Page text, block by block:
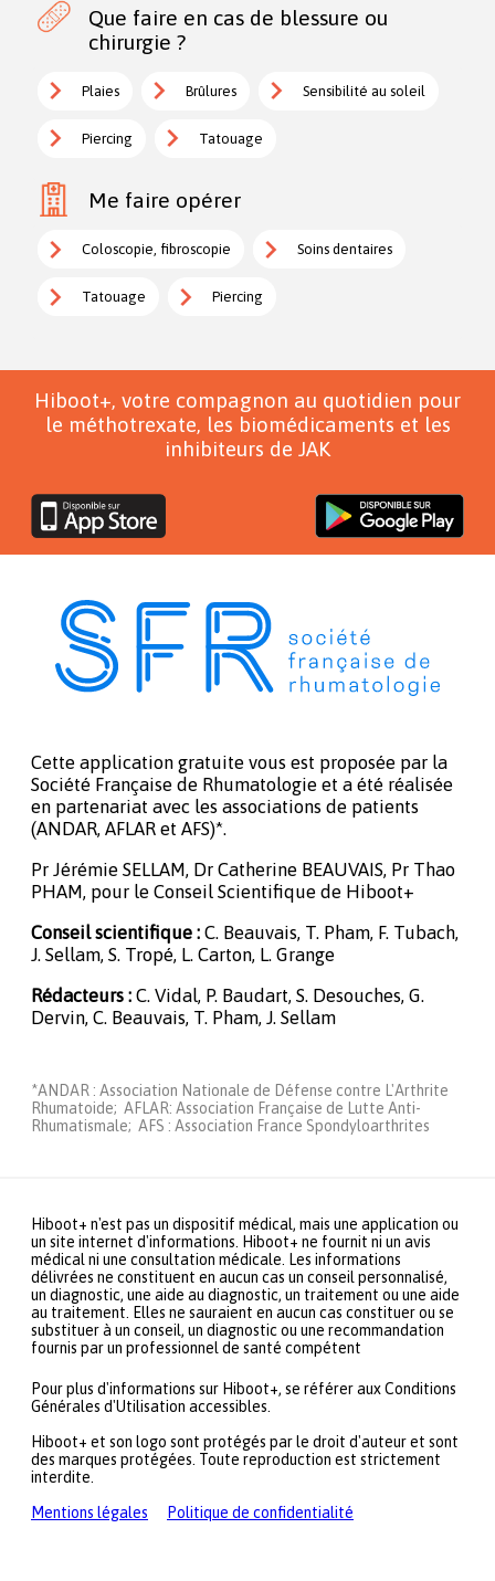
Que faire en cas de blessure ou
chirurgie ?
Plaies Brûlures Sensibilité au soleil
Piercing Tatouage
Me faire opérer
Coloscopie, fibroscopie Soins dentaires
Tatouage Piercing
Hiboot+, votre compagnon au quotidien pour
le méthotrexate, les biomédicaments et les
inhibiteurs de JAK
Cette application gratuite vous est proposée par la
Société Française de Rhumatologie et a été réalisée
en partenariat avec les associations de patients
(ANDAR, AFLAR et AFS)*.
Pr Jérémie SELLAM, Dr Catherine BEAUVAIS, Pr Thao
PHAM, pour le Conseil Scientifique de Hiboot+
Conseil scientifique : C. Beauvais, T. Pham, F. Tubach,
J. Sellam, S. Tropé, L. Carton, L. Grange
Rédacteurs : C. Vidal, P. Baudart, S. Desouches, G.
Dervin, C. Beauvais, T. Pham, J. Sellam
*ANDAR : Association Nationale de Défense contre L'Arthrite
Rhumatoide; AFLAR: Association Française de Lutte Anti-
Rhumatismale; AFS : Association France Spondyloarthrites
Hiboot+ n'est pas un dispositif médical, mais une application ou
un site internet d'informations. Hiboot+ ne fournit ni un avis
médical ni une consultation médicale. Les informations
délivrées ne constituent en aucun cas un conseil personnalisé,
un diagnostic, une aide au diagnostic, un traitement ou une aide
au traitement. Elles ne sauraient en aucun cas constituer ou se
substituer à un conseil, un diagnostic ou une recommandation
fournis par un professionnel de santé compétent
Pour plus d'informations sur Hiboot+, se référer aux Conditions
Générales d'Utilisation accessibles.
Hiboot+ et son logo sont protégés par le droit d'auteur et sont
des marques protégées. Toute reproduction est strictement
interdite.
Mentions légales
Politique de confidentialité